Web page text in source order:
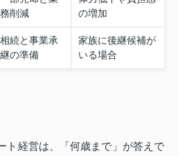
務削減
の増加
相続と事業承
継の準備
家族に後継候補が
いる場合
ト経営は、「何歳まで」が答えで